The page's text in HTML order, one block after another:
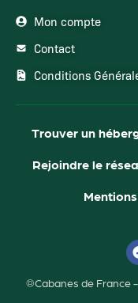
Mon compte
Contact
Conditions
Trouver un
Rejoindre le
®Cabanes de France